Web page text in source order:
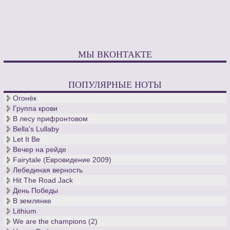
МЫ ВКОНТАКТЕ
ПОПУЛЯРНЫЕ НОТЫ
Огонёк
Группа крови
В лесу прифронтовом
Bella's Lullaby
Let It Be
Вечер на рейде
Fairytale (Евровидение 2009)
Лебединая верность
Hit The Road Jack
День Победы
В землянке
Lithium
We are the champions (2)